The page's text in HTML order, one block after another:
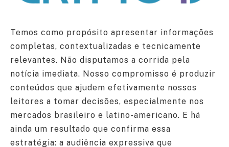
Temos como propósito apresentar informações
completas, contextualizadas e tecnicamente
relevantes. Não disputamos a corrida pela
notícia imediata. Nosso compromisso é produzir
conteúdos que ajudem efetivamente nossos
leitores a tomar decisões, especialmente nos
mercados brasileiro e latino-americano. E há
ainda um resultado que confirma essa
estratégia: a audiência expressiva que